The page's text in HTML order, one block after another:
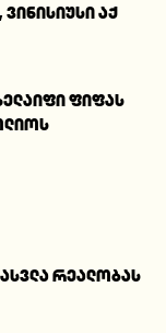
აქ
ფიფას
რეალობას